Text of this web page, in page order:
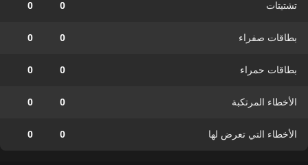
تشتيتات 0
0
بطاقات صفراء 0
0
بطاقات حمراء 0
0
الأخطاء المرتكبة 0
0
الأخطاء التي تعرض لها 0
0